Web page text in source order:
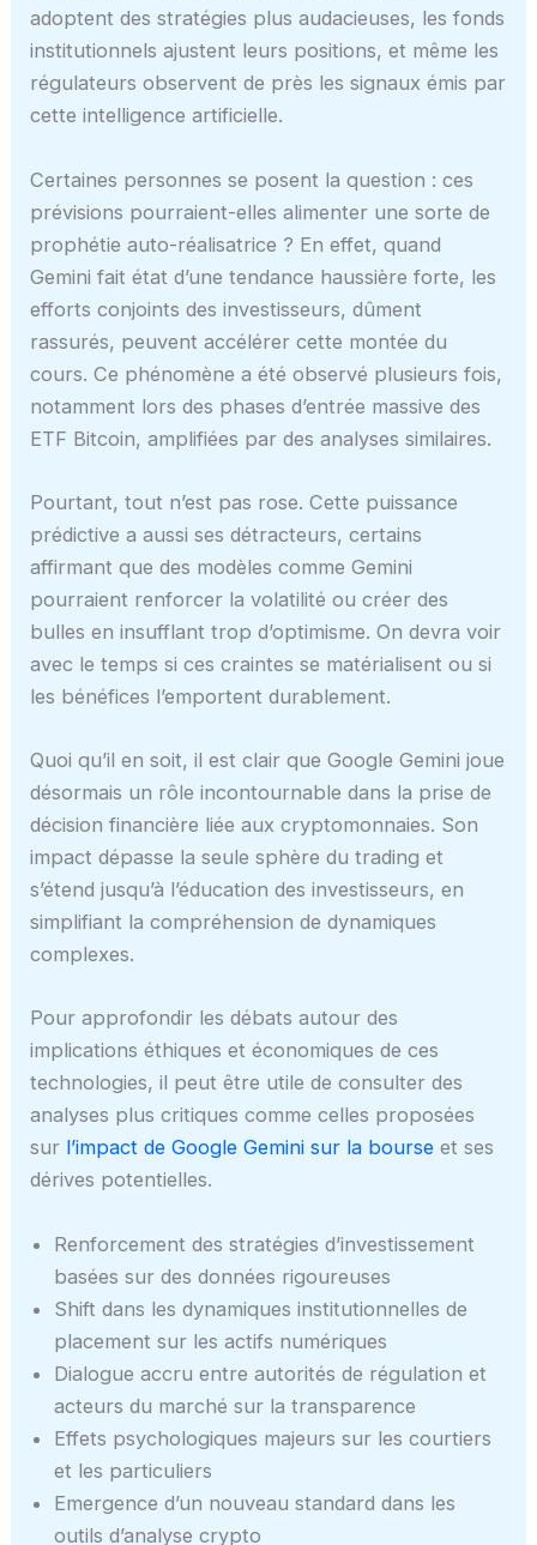
adoptent des stratégies plus audacieuses, les fonds
institutionnels ajustent leurs positions, et même les
régulateurs observent de près les signaux émis par
cette intelligence artificielle.
Certaines personnes se posent la question : ces
prévisions pourraient-elles alimenter une sorte de
prophétie auto-réalisatrice ? En effet, quand
Gemini fait état d’une tendance haussière forte, les
efforts conjoints des investisseurs, dûment
rassurés, peuvent accélérer cette montée du
cours. Ce phénomène a été observé plusieurs fois,
notamment lors des phases d’entrée massive des
ETF Bitcoin, amplifiées par des analyses similaires.
Pourtant, tout n’est pas rose. Cette puissance
prédictive a aussi ses détracteurs, certains
affirmant que des modèles comme Gemini
pourraient renforcer la volatilité ou créer des
bulles en insufflant trop d’optimisme. On devra voir
avec le temps si ces craintes se matérialisent ou si
les bénéfices l’emportent durablement.
Quoi qu’il en soit, il est clair que Google Gemini joue
désormais un rôle incontournable dans la prise de
décision financière liée aux cryptomonnaies. Son
impact dépasse la seule sphère du trading et
s’étend jusqu’à l’éducation des investisseurs, en
simplifiant la compréhension de dynamiques
complexes.
Pour approfondir les débats autour des
implications éthiques et économiques de ces
technologies, il peut être utile de consulter des
analyses plus critiques comme celles proposées
sur l’impact de Google Gemini sur la bourse et ses
dérives potentielles.
Renforcement des stratégies d’investissement
basées sur des données rigoureuses
Shift dans les dynamiques institutionnelles de
placement sur les actifs numériques
Dialogue accru entre autorités de régulation et
acteurs du marché sur la transparence
Effets psychologiques majeurs sur les courtiers
et les particuliers
Emergence d’un nouveau standard dans les
outils d’analyse crypto